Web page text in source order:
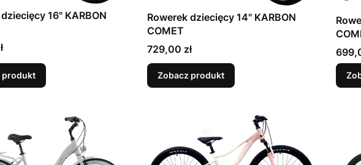
16" KARBON
produkt
Rowerek dziecięcy 14" KARBON
COMET
Cena
729,00 zł
Zobacz produkt
Cena